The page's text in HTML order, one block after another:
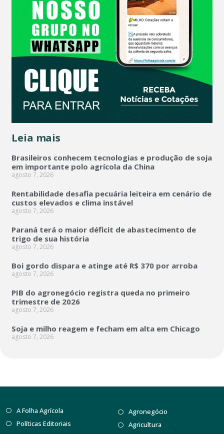
Leia mais
Brasileiros conhecem tecnologias e produção de soja
em importante polo agrícola da China
agosto 7, 2026
Rentabilidade desafia pecuária leiteira em cenário de
custos elevados e clima instável
agosto 7, 2026
Paraná terá o maior déficit de abastecimento de
trigo de sua história
agosto 7, 2026
Boi gordo dispara e atinge até R$ 370 por arroba
agosto 7, 2026
PIB do agronegócio registra queda no primeiro
trimestre de 2026
agosto 7, 2026
Soja e milho reagem e fecham em alta em Chicago
agosto 7, 2026
A Folha Agrícola
Políticas Editoriais
Agronegócio
Agricultura